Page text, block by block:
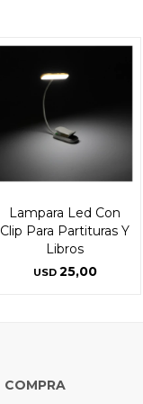
Lampara Led Con
Clip Para Partituras Y
Libros
USD 25,00
COMPRA